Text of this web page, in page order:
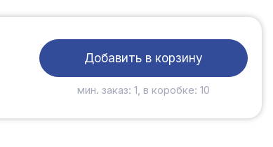
Добавить в корзину
мин. заказ: 1, в коробке: 10